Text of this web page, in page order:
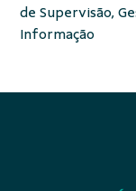
de Supervisão,
Informação